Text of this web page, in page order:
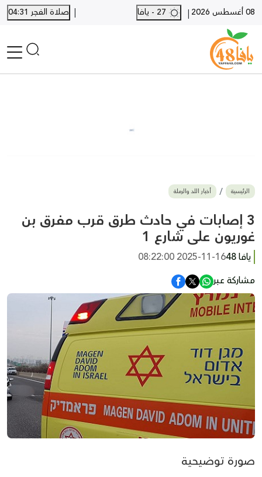
08 أغسطس 2026 |
| صلاة الفجر 04:31
بيع وشراء
أخبار القدس
وفيات
المزيد
ارسل خبر
الرئيسية أخبار اللد والرملة
3 إصابات في حادث طرق قرب مفرق بن
غوريون على شارع 1
يافا 48
2025-11-16 08:22:00
مشاركة عبر
صورة توضيحية